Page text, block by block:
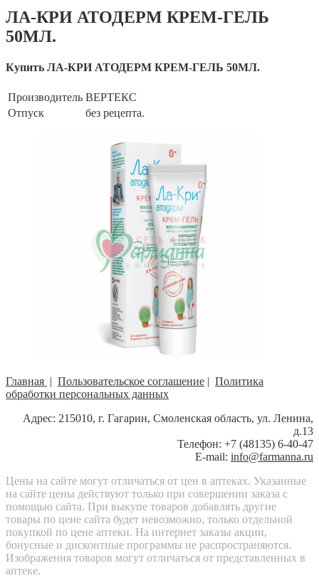
ЛА-КРИ АТОДЕРМ КРЕМ-ГЕЛЬ
50МЛ.
Купить ЛА-КРИ АТОДЕРМ КРЕМ-ГЕЛЬ 50МЛ.
Производитель ВЕРТЕКС
Отпуск
без рецепта.
Главная | Пользовательское соглашение | Политика
обработки персональных данных
Адрес: 215010, г. Гагарин, Смоленская область, ул. Ленина,
д.13
Телефон: +7 (48135) 6-40-47
E-mail: info@farmanna.ru
Цены на сайте могут отличаться от цен в аптеках. Указанные
на сайте цены действуют только при совершении заказа с
помощью сайта. При выкупе товаров добавлять другие
товары по цене сайта будет невозможно, только отдельной
покупкой по цене аптеки. На интернет заказы акции,
бонусные и дисконтные программы не распространяются.
Изображения товаров могут отличаться от представленных в
аптеке.